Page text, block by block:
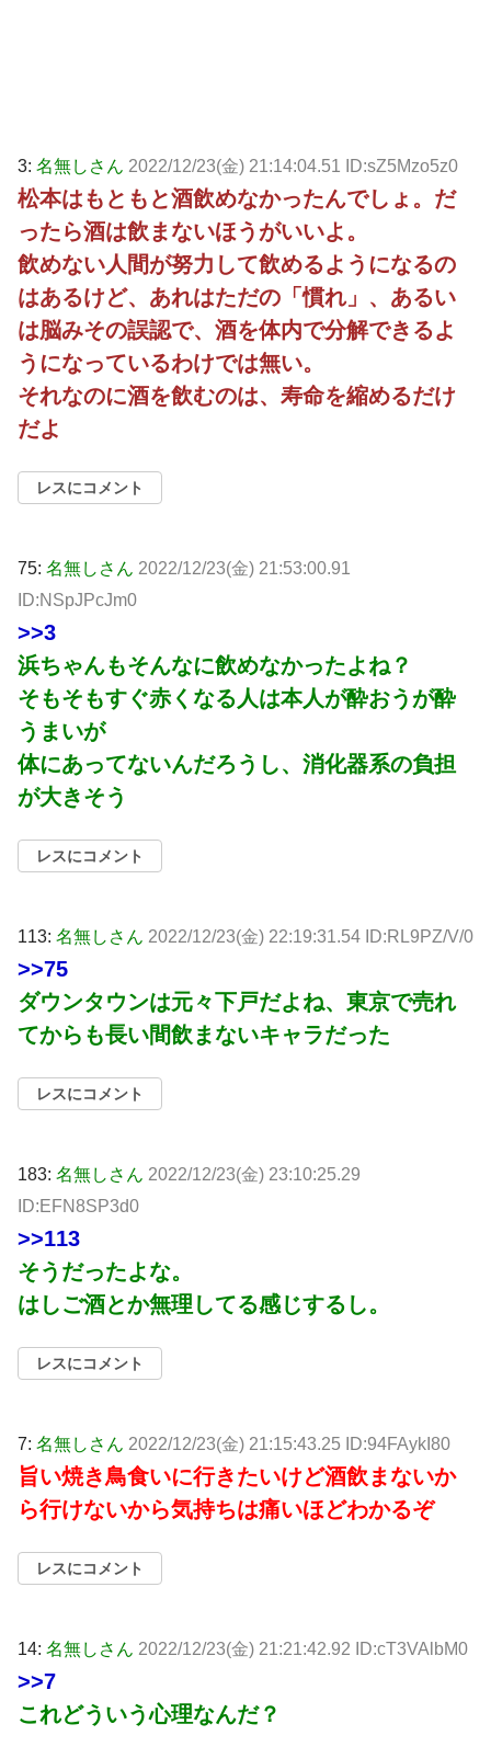
3: 名無しさん 2022/12/23(金) 21:14:04.51 ID:sZ5Mzo5z0
松本はもともと酒飲めなかったんでしょ。だ
ったら酒は飲まないほうがいいよ。
飲めない人間が努力して飲めるようになるの
はあるけど、あれはただの「慣れ」、あるい
は脳みその誤認で、酒を体内で分解できるよ
うになっているわけでは無い。
それなのに酒を飲むのは、寿命を縮めるだけ
だよ
レスにコメント
75: 名無しさん 2022/12/23(金) 21:53:00.91
ID:NSpJPcJm0
>>3
浜ちゃんもそんなに飲めなかったよね？
そもそもすぐ赤くなる人は本人が酔おうが酔
うまいが
体にあってないんだろうし、消化器系の負担
が大きそう
レスにコメント
113: 名無しさん 2022/12/23(金) 22:19:31.54 ID:RL9PZ/V/0
>>75
ダウンタウンは元々下戸だよね、東京で売れ
てからも長い間飲まないキャラだった
レスにコメント
183: 名無しさん 2022/12/23(金) 23:10:25.29
ID:EFN8SP3d0
>>113
そうだったよな。
はしご酒とか無理してる感じするし。
レスにコメント
7: 名無しさん 2022/12/23(金) 21:15:43.25 ID:94FAykI80
旨い焼き鳥食いに行きたいけど酒飲まないか
ら行けないから気持ちは痛いほどわかるぞ
レスにコメント
14: 名無しさん 2022/12/23(金) 21:21:42.92 ID:cT3VAlbM0
>>7
これどういう心理なんだ？